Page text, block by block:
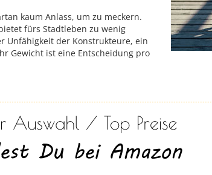
kaum Anlass, um zu meckern.
fürs Stadtleben zu wenig
Unfähigkeit der Konstrukteure, ein
Gewicht ist eine Entscheidung pro